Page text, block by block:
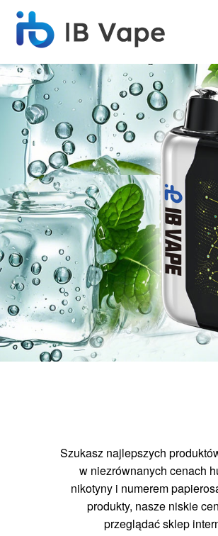
Szukasz najlepszych
w niezrównanych cenach
nikotyny i numerem
produkty, nasze niskie
przeglądać sklep